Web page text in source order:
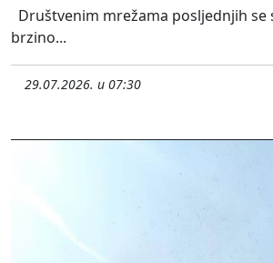
Društvenim mrežama posljednjih se
brzino...
29.07.2026. u 07:30